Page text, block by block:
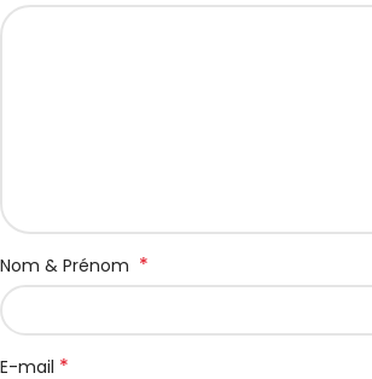
Nom & Prénom *
E-mail *